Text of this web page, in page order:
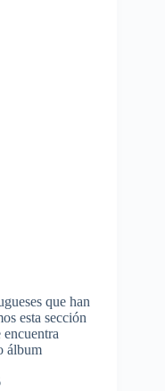
que han
esta sección
álbum